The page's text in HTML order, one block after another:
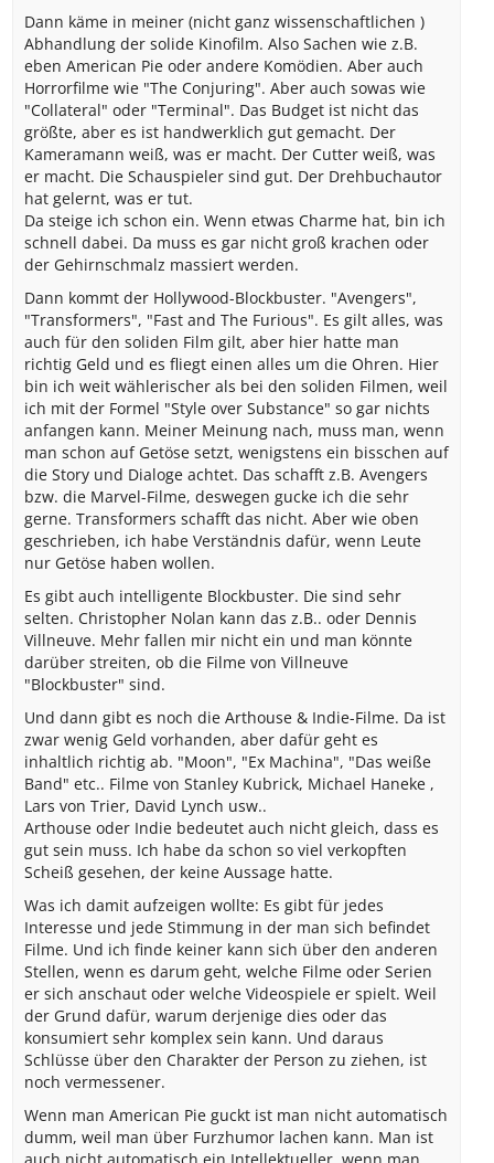
Dann käme in meiner (nicht ganz wissenschaftlichen )
Abhandlung der solide Kinofilm. Also Sachen wie z.B.
eben American Pie oder andere Komödien. Aber auch
Horrorfilme wie "The Conjuring". Aber auch sowas wie
"Collateral" oder "Terminal". Das Budget ist nicht das
größte, aber es ist handwerklich gut gemacht. Der
Kameramann weiß, was er macht. Der Cutter weiß, was
er macht. Die Schauspieler sind gut. Der Drehbuchautor
hat gelernt, was er tut.
Da steige ich schon ein. Wenn etwas Charme hat, bin ich
schnell dabei. Da muss es gar nicht groß krachen oder
der Gehirnschmalz massiert werden.
Dann kommt der Hollywood-Blockbuster. "Avengers",
"Transformers", "Fast and The Furious". Es gilt alles, was
auch für den soliden Film gilt, aber hier hatte man
richtig Geld und es fliegt einen alles um die Ohren. Hier
bin ich weit wählerischer als bei den soliden Filmen, weil
ich mit der Formel "Style over Substance" so gar nichts
anfangen kann. Meiner Meinung nach, muss man, wenn
man schon auf Getöse setzt, wenigstens ein bisschen auf
die Story und Dialoge achtet. Das schafft z.B. Avengers
bzw. die Marvel-Filme, deswegen gucke ich die sehr
gerne. Transformers schafft das nicht. Aber wie oben
geschrieben, ich habe Verständnis dafür, wenn Leute
nur Getöse haben wollen.
Es gibt auch intelligente Blockbuster. Die sind sehr
selten. Christopher Nolan kann das z.B.. oder Dennis
Villneuve. Mehr fallen mir nicht ein und man könnte
darüber streiten, ob die Filme von Villneuve
"Blockbuster" sind.
Und dann gibt es noch die Arthouse & Indie-Filme. Da ist
zwar wenig Geld vorhanden, aber dafür geht es
inhaltlich richtig ab. "Moon", "Ex Machina", "Das weiße
Band" etc.. Filme von Stanley Kubrick, Michael Haneke ,
Lars von Trier, David Lynch usw..
Arthouse oder Indie bedeutet auch nicht gleich, dass es
gut sein muss. Ich habe da schon so viel verkopften
Scheiß gesehen, der keine Aussage hatte.
Was ich damit aufzeigen wollte: Es gibt für jedes
Interesse und jede Stimmung in der man sich befindet
Filme. Und ich finde keiner kann sich über den anderen
Stellen, wenn es darum geht, welche Filme oder Serien
er sich anschaut oder welche Videospiele er spielt. Weil
der Grund dafür, warum derjenige dies oder das
konsumiert sehr komplex sein kann. Und daraus
Schlüsse über den Charakter der Person zu ziehen, ist
noch vermessener.
Wenn man American Pie guckt ist man nicht automatisch
dumm, weil man über Furzhumor lachen kann. Man ist